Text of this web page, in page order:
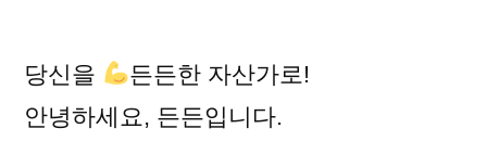
당신을
든든한 자산가로!
안녕하세요, 든든입니다.